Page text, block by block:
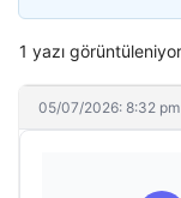
1 yazı
05/07/2026: 8:32 pm